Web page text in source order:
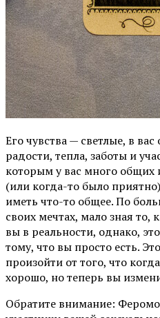
Его чувства — светлые, в
радости, тепла, заботы и
которым у вас много общих
(или когда-то было
иметь что-то общее. По
своих мечтах, мало зная то,
вы в реальности, однако,
тому, что вы просто есть.
произойти от того, что
хорошо, но теперь вы
Обратите внимание: